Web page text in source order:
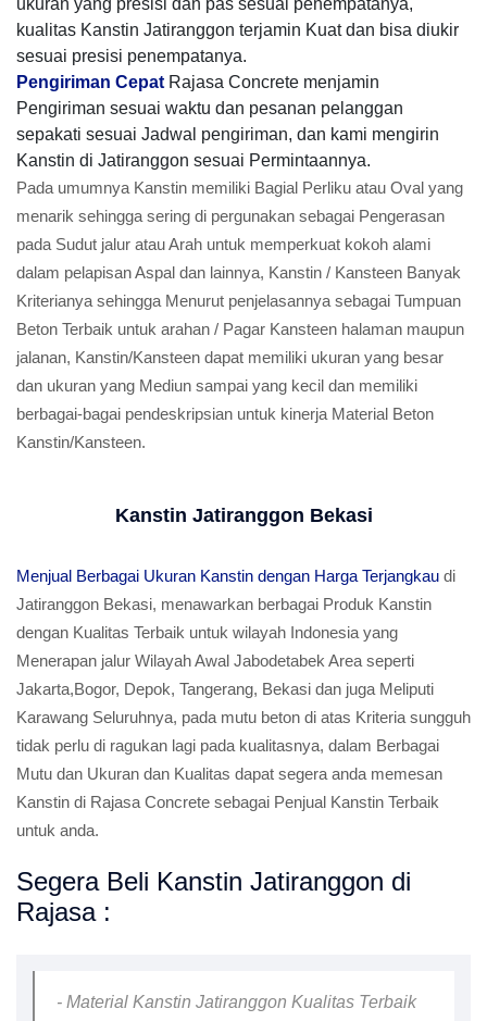
ukuran yang presisi dan pas sesuai penempatanya,
kualitas Kanstin Jatiranggon terjamin Kuat dan bisa diukir
sesuai presisi penempatanya.
Pengiriman Cepat Rajasa Concrete menjamin
Pengiriman sesuai waktu dan pesanan pelanggan
sepakati sesuai Jadwal pengiriman, dan kami mengirin
Kanstin di Jatiranggon sesuai Permintaannya.
Pada umumnya Kanstin memiliki Bagial Perliku atau Oval yang
menarik sehingga sering di pergunakan sebagai Pengerasan
pada Sudut jalur atau Arah untuk memperkuat kokoh alami
dalam pelapisan Aspal dan lainnya, Kanstin / Kansteen Banyak
Kriterianya sehingga Menurut penjelasannya sebagai Tumpuan
Beton Terbaik untuk arahan / Pagar Kansteen halaman maupun
jalanan, Kanstin/Kansteen dapat memiliki ukuran yang besar
dan ukuran yang Mediun sampai yang kecil dan memiliki
berbagai-bagai pendeskripsian untuk kinerja Material Beton
Kanstin/Kansteen.
Kanstin Jatiranggon Bekasi
Menjual Berbagai Ukuran Kanstin dengan Harga Terjangkau di
Jatiranggon Bekasi, menawarkan berbagai Produk Kanstin
dengan Kualitas Terbaik untuk wilayah Indonesia yang
Menerapan jalur Wilayah Awal Jabodetabek Area seperti
Jakarta,Bogor, Depok, Tangerang, Bekasi dan juga Meliputi
Karawang Seluruhnya, pada mutu beton di atas Kriteria sungguh
tidak perlu di ragukan lagi pada kualitasnya, dalam Berbagai
Mutu dan Ukuran dan Kualitas dapat segera anda memesan
Kanstin di Rajasa Concrete sebagai Penjual Kanstin Terbaik
untuk anda.
Segera Beli Kanstin Jatiranggon di
Rajasa :
- Material Kanstin Jatiranggon Kualitas Terbaik